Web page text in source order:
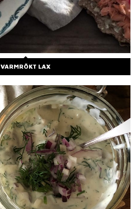
VARMRÖKT LAX